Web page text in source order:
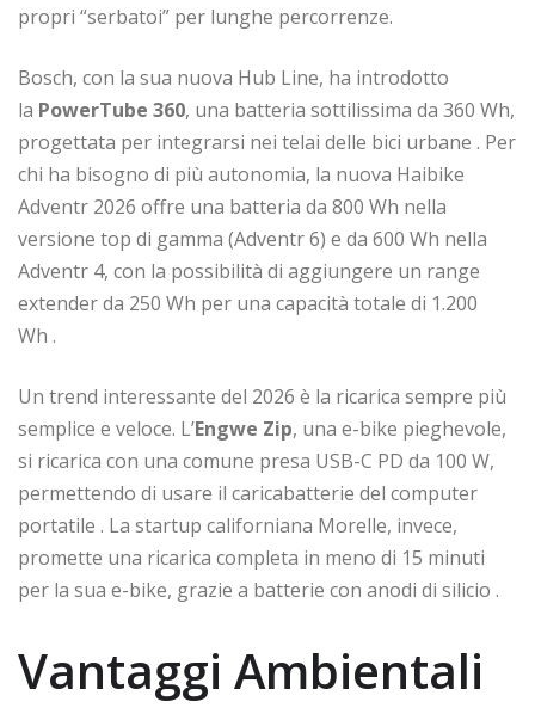
propri “serbatoi” per lunghe percorrenze.
Bosch, con la sua nuova Hub Line, ha introdotto
la PowerTube 360, una batteria sottilissima da 360 Wh,
progettata per integrarsi nei telai delle bici urbane . Per
chi ha bisogno di più autonomia, la nuova Haibike
Adventr 2026 offre una batteria da 800 Wh nella
versione top di gamma (Adventr 6) e da 600 Wh nella
Adventr 4, con la possibilità di aggiungere un range
extender da 250 Wh per una capacità totale di 1.200
Wh .
Un trend interessante del 2026 è la ricarica sempre più
semplice e veloce. L’Engwe Zip, una e-bike pieghevole,
si ricarica con una comune presa USB-C PD da 100 W,
permettendo di usare il caricabatterie del computer
portatile . La startup californiana Morelle, invece,
promette una ricarica completa in meno di 15 minuti
per la sua e-bike, grazie a batterie con anodi di silicio .
Vantaggi Ambientali